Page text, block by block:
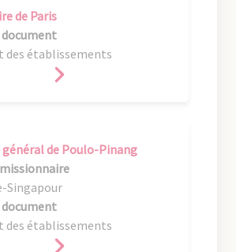
de Paris
document
des établissements
de Poulo-Pinang
Singapour
document
des établissements